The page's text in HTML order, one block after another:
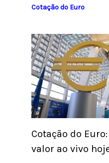
Cotação do Euro
Cotação do
valor ao vivo